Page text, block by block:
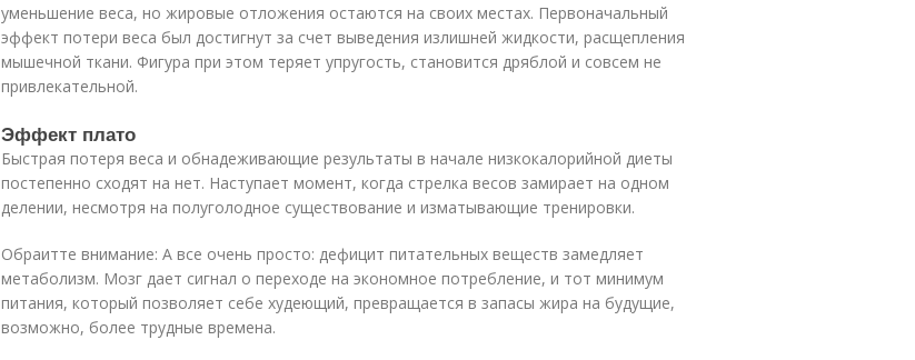
уменьшение веса, но жировые отложения остаются на своих местах. Первоначальный
эффект потери веса был достигнут за счет выведения излишней жидкости, расщепления
мышечной ткани. Фигура при этом теряет упругость, становится дряблой и совсем не
привлекательной.
Эффект плато
Быстрая потеря веса и обнадеживающие результаты в начале низкокалорийной диеты
постепенно сходят на нет. Наступает момент, когда стрелка весов замирает на одном
делении, несмотря на полуголодное существование и изматывающие тренировки.
Обраитте внимание: А все очень просто: дефицит питательных веществ замедляет
метаболизм. Мозг дает сигнал о переходе на экономное потребление, и тот минимум
питания, который позволяет себе худеющий, превращается в запасы жира на будущие,
возможно, более трудные времена.